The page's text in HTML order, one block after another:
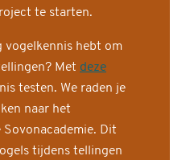
te starten.
vogelkennis hebt om
Met deze
testen. We raden je
naar het
Sovonacademie. Dit
tijdens tellingen